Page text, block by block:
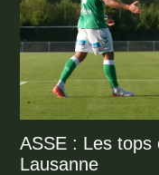
ASSE : Les tops
Lausanne